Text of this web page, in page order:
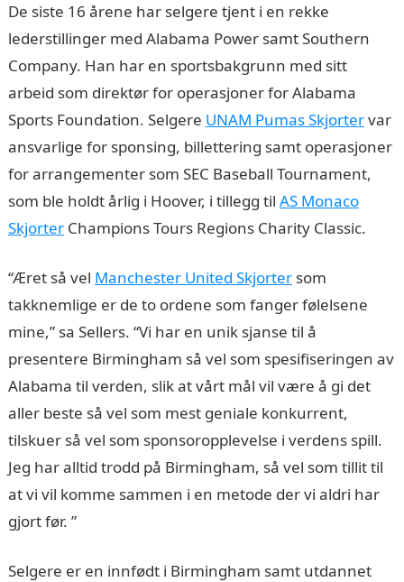
De siste 16 årene har selgere tjent i en rekke
lederstillinger med Alabama Power samt Southern
Company. Han har en sportsbakgrunn med sitt
arbeid som direktør for operasjoner for Alabama
Sports Foundation. Selgere UNAM Pumas Skjortervar
ansvarlige for sponsing, billettering samt operasjoner
for arrangementer som SEC Baseball Tournament,
som ble holdt årlig i Hoover, i tillegg til AS Monaco
SkjorterChampions Tours Regions Charity Classic.
“Æret så vel Manchester United Skjortersom
takknemlige er de to ordene som fanger følelsene
mine,” sa Sellers. “Vi har en unik sjanse til å
presentere Birmingham så vel som spesifiseringen av
Alabama til verden, slik at vårt mål vil være å gi det
aller beste så vel som mest geniale konkurrent,
tilskuer så vel som sponsoropplevelse i verdens spill.
Jeg har alltid trodd på Birmingham, så vel som tillit til
at vi vil komme sammen i en metode der vi aldri har
gjort før. ”
Selgere er en innfødt i Birmingham samt utdannet